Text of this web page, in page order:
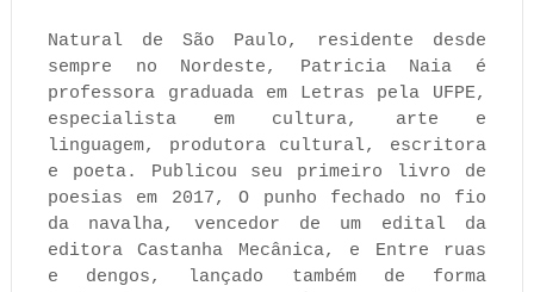
Natural de São Paulo, residente desde
sempre no Nordeste, Patricia Naia é
professora graduada em Letras pela UFPE,
especialista em cultura, arte e
linguagem, produtora cultural, escritora
e poeta. Publicou seu primeiro livro de
poesias em 2017, O punho fechado no fio
da navalha, vencedor de um edital da
editora Castanha Mecânica, e Entre ruas
e dengos, lançado também de forma